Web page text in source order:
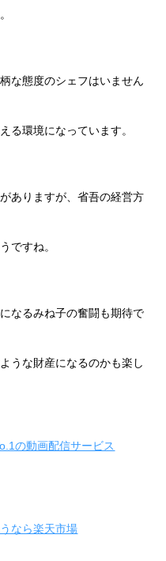
な態度のシェフはいません
る環境になっています。
ありますが、省吾の経営方
ですね。
なるみね子の奮闘も期待で
うな財産になるのかも楽し
の動画配信サービス
なら楽天市場